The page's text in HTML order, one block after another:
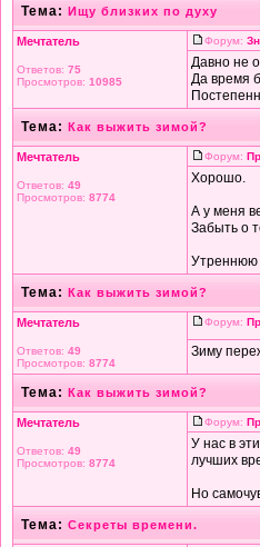
Тема: Ищу близких по духу
Мечтатель
Ответов: 75
Просмотров: 10985
Форум:
Давно не
Да время
Тема: Как выжить зимой?
Мечтатель
Ответов: 49
Просмотров: 8774
Форум:
Хорошо.
А у меня
Забыть о
Утреннюю
Тема: Как выжить зимой?
Мечтатель
Ответов: 49
Просмотров: 8774
Форум:
Зиму
Тема: Как выжить зимой?
Мечтатель
Ответов: 49
Просмотров: 8774
Форум:
У нас в
лучших
Но
Тема: Секреты времени.